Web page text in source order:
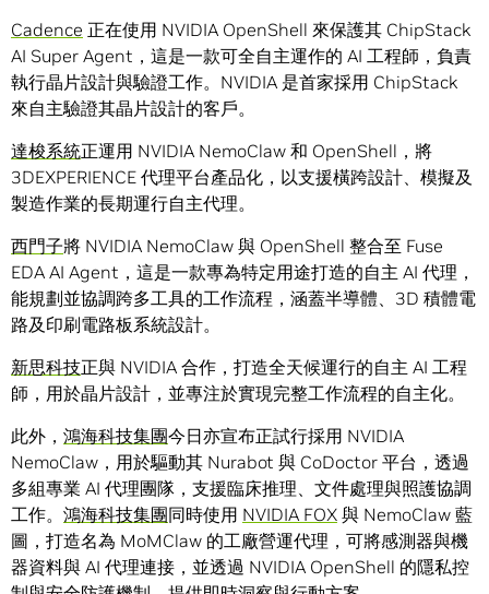
Cadence 正在使用 NVIDIA OpenShell 來保護其 ChipStack
AI Super Agent，這是一款可全自主運作的 AI 工程師，負責
執行晶片設計與驗證工作。NVIDIA 是首家採用 ChipStack
來自主驗證其晶片設計的客戶。
達梭系統正運用 NVIDIA NemoClaw 和 OpenShell，將
3DEXPERIENCE 代理平台產品化，以支援橫跨設計、模擬及
製造作業的長期運行自主代理。
西門子將 NVIDIA NemoClaw 與 OpenShell 整合至 Fuse
EDA AI Agent，這是一款專為特定用途打造的自主 AI 代理，
能規劃並協調跨多工具的工作流程，涵蓋半導體、3D 積體電
路及印刷電路板系統設計。
新思科技正與 NVIDIA 合作，打造全天候運行的自主 AI 工程
師，用於晶片設計，並專注於實現完整工作流程的自主化。
此外， 鴻海科技集團今日亦宣布正試行採用 NVIDIA
NemoClaw，用於驅動其 Nurabot 與 CoDoctor 平台，透過
多組專業 AI 代理團隊，支援臨床推理、文件處理與照護協調
工作。 鴻海科技集團同時使用 NVIDIA FOX 與 NemoClaw 藍
圖，打造名為 MoMClaw 的工廠營運代理，可將感測器與機
器資料與 AI 代理連接，並透過 NVIDIA OpenShell 的隱私控